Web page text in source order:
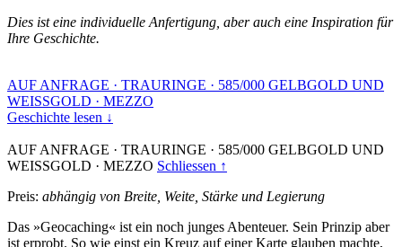
Dies ist eine individuelle Anfertigung, aber auch eine Inspiration für
Ihre Geschichte.
AUF ANFRAGE · TRAURINGE · 585/000 GELBGOLD UND
WEISSGOLD · MEZZO
Geschichte lesen ↓
AUF ANFRAGE · TRAURINGE · 585/000 GELBGOLD UND
WEISSGOLD · MEZZO Schliessen ↑
Preis: abhängig von Breite, Weite, Stärke und Legierung
Das »Geocaching« ist ein noch junges Abenteuer. Sein Prinzip aber
ist erprobt. So wie einst ein Kreuz auf einer Karte glauben machte,